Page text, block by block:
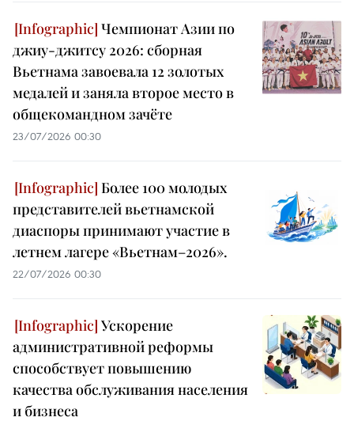
Чемпионат Азии по
джиу-джитсу 2026: сборная
Вьетнама завоевала 12 золотых
медалей и заняла второе место в
общекомандном зачёте
23/07/2026 00:30
Более 100 молодых
представителей вьетнамской
диаспоры принимают участие в
летнем лагере «Вьетнам–2026».
22/07/2026 00:30
Ускорение
административной реформы
способствует повышению
качества обслуживания населения
и бизнеса